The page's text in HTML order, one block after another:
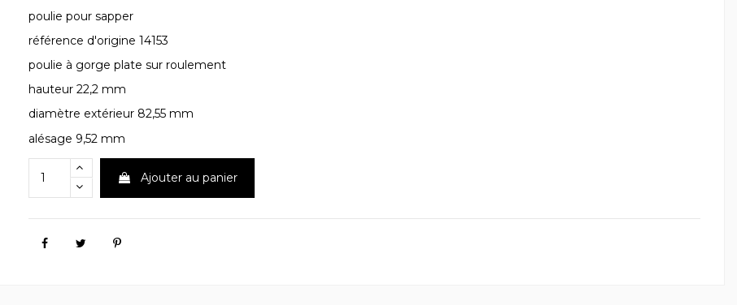
poulie pour sapper
référence d'origine 14153
poulie à gorge plate sur roulement
hauteur 22,2 mm
diamètre extérieur 82,55 mm
alésage 9,52 mm
Ajouter au panier